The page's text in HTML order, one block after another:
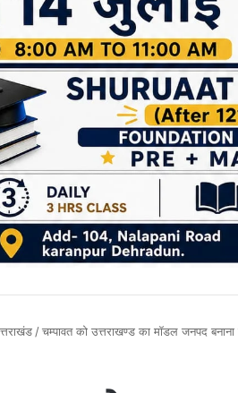
/चम्पावत को उत्तराखण्ड का मॉडल जनपद